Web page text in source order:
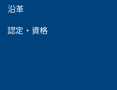
沿革
認定・資格